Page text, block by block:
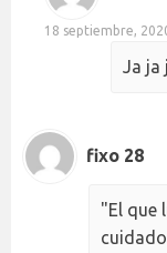
18 septiembre,
Ja ja
fixo 28
"El que